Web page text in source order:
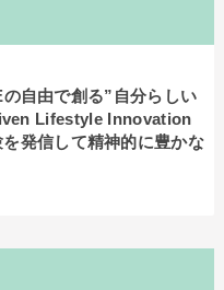
自由で創る”自分らしい
Lifestyle Innovation
発信して精神的に豊かな